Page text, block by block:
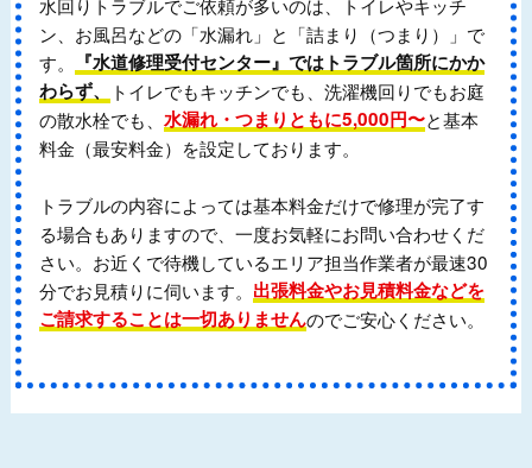
水回りトラブルでご依頼が多いのは、トイレやキッチ
ン、お風呂などの「水漏れ」と「詰まり（つまり）」で
す。
『水道修理受付センター』ではトラブル箇所にかか
わらず、
トイレでもキッチンでも、洗濯機回りでもお庭
の散水栓でも、 水漏れ・つまりともに5,000円〜と基本
料金（最安料金）を設定しております。
トラブルの内容によっては基本料金だけで修理が完了す
る場合もありますので、一度お気軽にお問い合わせくだ
さい。お近くで待機しているエリア担当作業者が最速30
分でお見積りに伺います。 出張料金やお見積料金などを
ご請求することは一切ありませんのでご安心ください。